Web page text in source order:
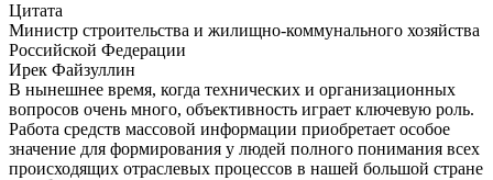
Цитата
Министр строительства и жилищно-коммунального хозяйства
Российской Федерации
Ирек Файзуллин
В нынешнее время, когда технических и организационных
вопросов очень много, объективность играет ключевую роль.
Работа средств массовой информации приобретает особое
значение для формирования у людей полного понимания всех
происходящих отраслевых процессов в нашей большой стране